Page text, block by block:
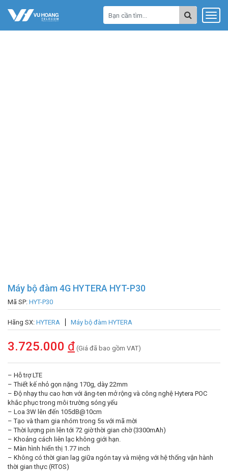
Máy bộ đàm 4G HYTERA HYT-P30
Mã SP: HYT-P30
Hãng SX: HYTERA Máy bộ đàm HYTERA
3.725.000 đ (Giá đã bao gồm VAT)
– Hỗ trợ LTE
– Thiết kế nhỏ gọn nặng 170g, dày 22mm
– Độ nhạy thu cao hơn với ăng-ten mở rộng và công nghệ Hytera POC
khắc phục trong môi trường sóng yếu
– Loa 3W lên đến 105dB@10cm
– Tạo và tham gia nhóm trong 5s với mã mời
– Thời lượng pin lên tới 72 giờ thời gian chờ (3300mAh)
– Khoảng cách liên lạc không giới hạn.
– Màn hình hiển thị 1.77 inch
– Không có thời gian lag giữa ngón tay và miệng với hệ thống vận hành
thời gian thực (RTOS)